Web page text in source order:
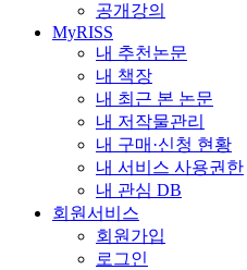
공개강의
MyRISS
내 추천논문
내 책장
내 최근 본 논문
내 저작물관리
내 구매·신청 현황
내 서비스 사용권한
내 관심 DB
회원서비스
회원가입
로그인